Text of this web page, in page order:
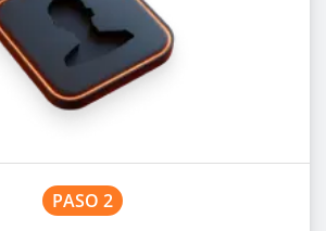
PASO 2